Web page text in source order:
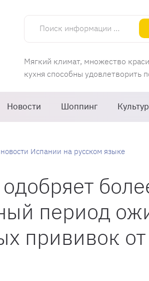
Поиск информации об Испании
Мягкий климат, множество
кухня способны удовлетворить
Новости Шоппинг
Испании на русском языке
период
прививок